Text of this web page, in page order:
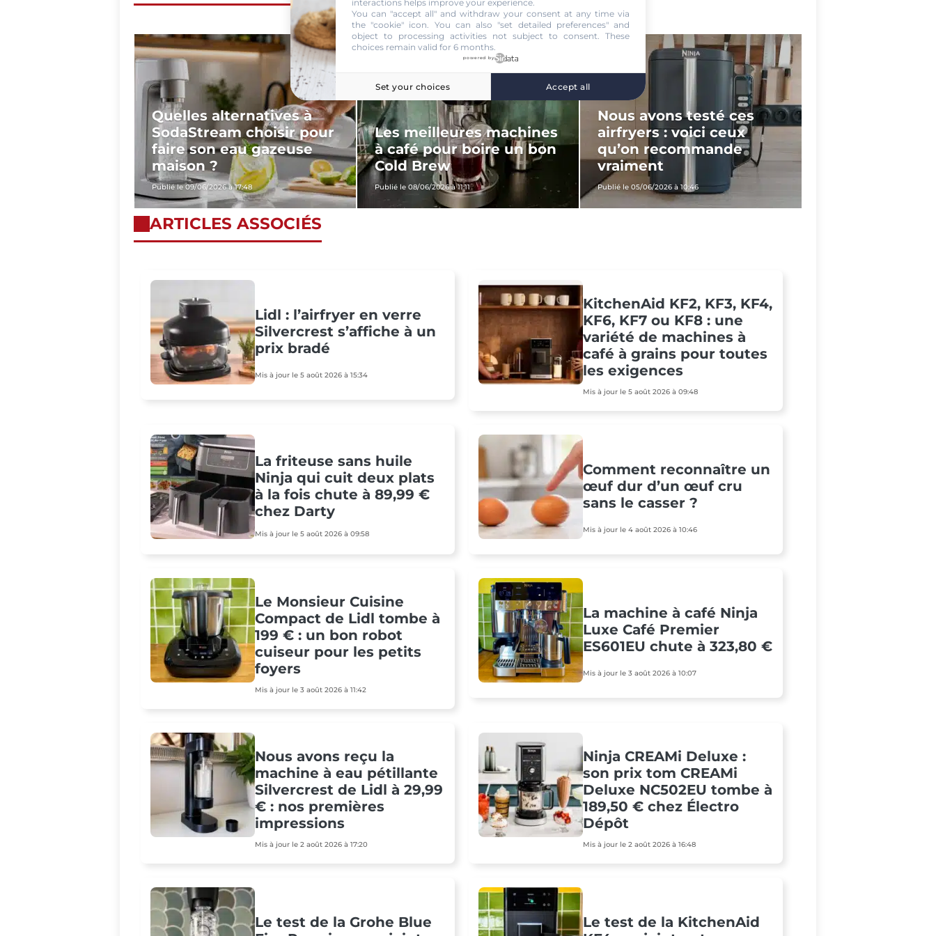
Quelles alternatives à
SodaStream choisir pour
faire son eau gazeuse
maison ?
Publié le 09/06/2026 à 17:48
Les meilleures machines
à café pour boire un bon
Cold Brew
Publié le 08/06/2026 à 11:11
Nous avons testé ces
airfryers : voici ceux
qu’on recommande
vraiment
Publié le 05/06/2026 à 10:46
ARTICLES ASSOCIÉS
Lidl : l’airfryer en verre
Silvercrest s’affiche à un
prix bradé
Mis à jour le 5 août 2026 à 15:34
KitchenAid KF2, KF3, KF4,
KF6, KF7 ou KF8 : une
variété de machines à
café à grains pour toutes
les exigences
Mis à jour le 5 août 2026 à 09:48
La friteuse sans huile
Ninja qui cuit deux plats
à la fois chute à 89,99 €
chez Darty
Mis à jour le 5 août 2026 à 09:58
Comment reconnaître un
œuf dur d’un œuf cru
sans le casser ?
Mis à jour le 4 août 2026 à 10:46
Le Monsieur Cuisine
Compact de Lidl tombe à
199 € : un bon robot
cuiseur pour les petits
foyers
Mis à jour le 3 août 2026 à 11:42
La machine à café Ninja
Luxe Café Premier
ES601EU chute à 323,80 €
Mis à jour le 3 août 2026 à 10:07
Nous avons reçu la
machine à eau pétillante
Silvercrest de Lidl à 29,99
€ : nos premières
impressions
Mis à jour le 2 août 2026 à 17:20
Ninja CREAMi Deluxe :
son prix tom CREAMi
Deluxe NC502EU tombe à
189,50 € chez Électro
Dépôt
Mis à jour le 2 août 2026 à 16:48
Le test de la Grohe Blue
Le test de la KitchenAid
interactions helps improve your experience.
You can "accept all" and withdraw your consent at any time via
the "cookie" icon . You can also "set detailed preferences" and
object to processing activities not subject to consent. These
choices remain valid for 6 months.
powered by
Set your choices Accept all